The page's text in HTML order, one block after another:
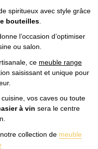
spiritueux avec style grâce
bouteilles
l’occasion d’optimiser
ou salon.
ce meuble range
saisissant et unique pour
vos caves ou toute
à vin sera le centre
collection de meuble